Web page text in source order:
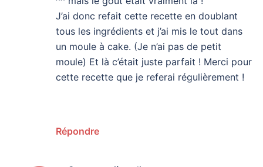
J’ai donc refait cette recette en doublant
tous les ingrédients et j’ai mis le tout dans
un moule à cake. (Je n’ai pas de petit
moule) Et là c’était juste parfait ! Merci pour
cette recette que je referai régulièrement !
Répondre